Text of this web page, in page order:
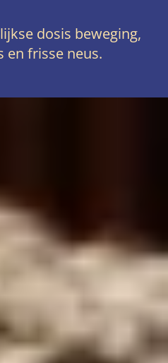
dosis beweging,
en frisse neus.